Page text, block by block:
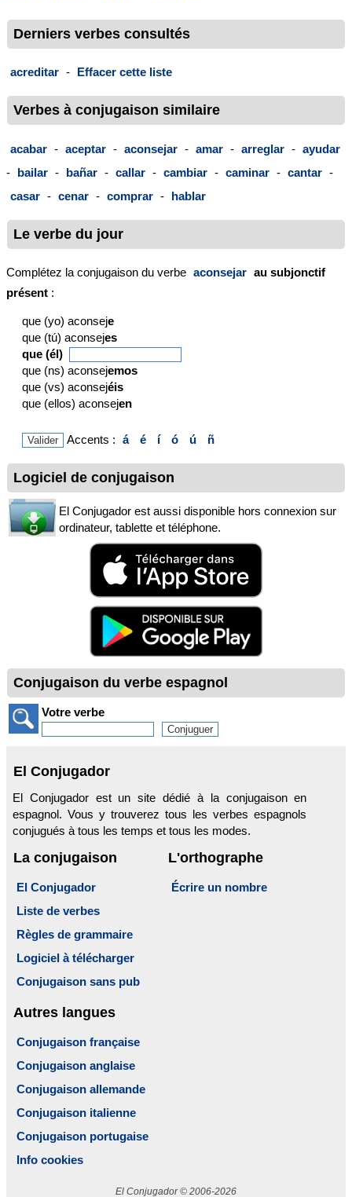
Derniers verbes consultés
acreditar - Effacer cette liste
Verbes à conjugaison similaire
acabar - aceptar - aconsejar - amar - arreglar - ayudar
- bailar - bañar - callar - cambiar - caminar - cantar -
casar - cenar - comprar - hablar
Le verbe du jour
Complétez la conjugaison du verbe aconsejar au subjonctif
présent :
que (yo) aconseje
que (tú) aconsejes
que (él)
que (ns) aconsejemos
que (vs) aconsejéis
que (ellos) aconsejen
Accents : á é í ó ú ñ
Logiciel de conjugaison
El Conjugador est aussi disponible hors connexion sur
ordinateur, tablette et téléphone.
Conjugaison du verbe espagnol
Votre verbe
El Conjugador
El Conjugador est un site dédié à la conjugaison en
espagnol. Vous y trouverez tous les verbes espagnols
conjugués à tous les temps et tous les modes.
La conjugaison
El Conjugador
Liste de verbes
Règles de grammaire
Logiciel à télécharger
Conjugaison sans pub
L'orthographe
Écrire un nombre
Autres langues
Conjugaison française
Conjugaison anglaise
Conjugaison allemande
Conjugaison italienne
Conjugaison portugaise
Info cookies
El Conjugador © 2006-2026